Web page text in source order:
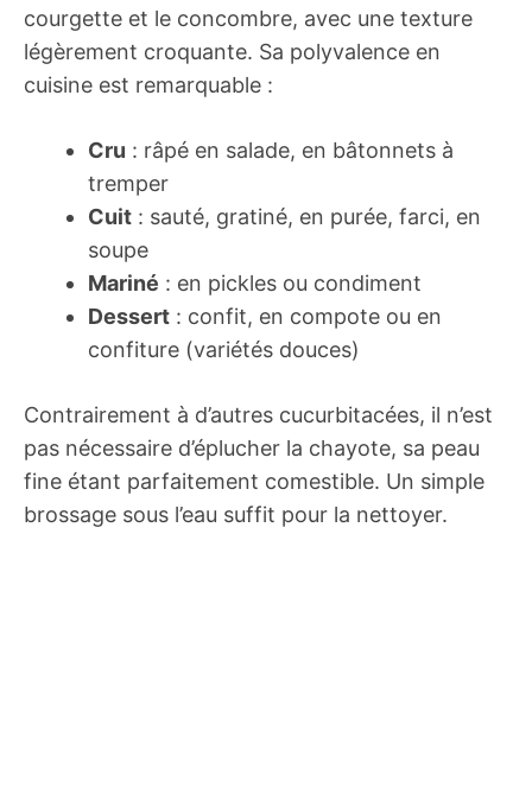
courgette et le concombre, avec une texture
légèrement croquante. Sa polyvalence en
cuisine est remarquable :
Cru : râpé en salade, en bâtonnets à
tremper
Cuit : sauté, gratiné, en purée, farci, en
soupe
Mariné : en pickles ou condiment
Dessert : confit, en compote ou en
confiture (variétés douces)
Contrairement à d’autres cucurbitacées, il n’est
pas nécessaire d’éplucher la chayote, sa peau
fine étant parfaitement comestible. Un simple
brossage sous l’eau suffit pour la nettoyer.